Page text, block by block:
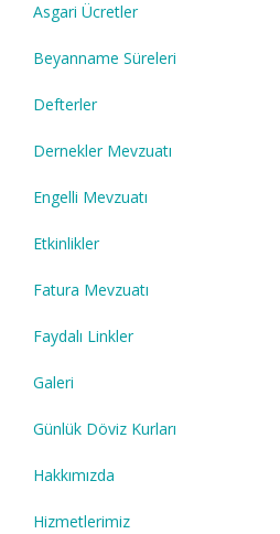
Asgari Ücretler
Beyanname Süreleri
Defterler
Dernekler Mevzuatı
Engelli Mevzuatı
Etkinlikler
Fatura Mevzuatı
Faydalı Linkler
Galeri
Günlük Döviz Kurları
Hakkımızda
Hizmetlerimiz